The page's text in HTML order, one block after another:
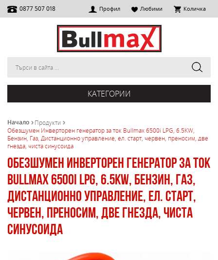
0877 507 018 Профил Любими Количка
КАТЕГОРИИ
Начало
Продукти
Обезшумен Инверторен генератор за ток Bullmax 6500i LPG, 6.5KW,
Бензин, Газ, Дистанционно управление, ел. старт, червен, преносим, две
гнезда, чиста синусоида
Обезшумен Инверторен генератор за ток
Bullmax 6500i LPG, 6.5KW, Бензин, Газ,
Дистанционно управление, ел. старт,
червен, преносим, две гнезда, чиста
синусоида